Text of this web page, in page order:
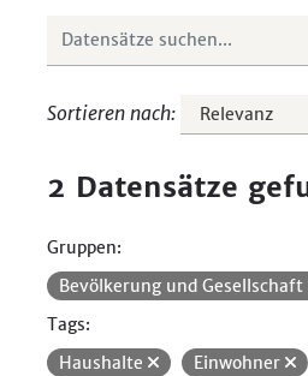
Sortieren nach
2 Datensätze
Gruppen:
Bevölkerung und Gesellschaft
Tags:
Haushalte
Einwohner